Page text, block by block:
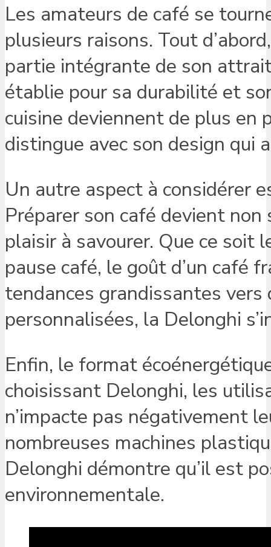
Les amateurs de café se
plusieurs raisons. Tout
partie intégrante de son
établie pour sa durabilité et
cuisine deviennent de plus en
distingue avec son design qui
Un autre aspect à considérer
Préparer son café devient
plaisir à savourer. Que ce soit
pause café, le goût d’un café
tendances grandissantes
personnalisées, la Delonghi
Enfin, le format
choisissant Delonghi, les
n’impacte pas négativement
nombreuses machines
Delonghi démontre qu’il est
environnementale.